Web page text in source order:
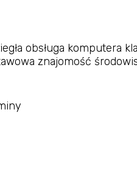
obsługa komputera
znajomość